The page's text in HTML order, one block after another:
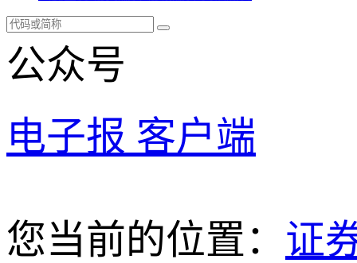
公众号
电子报 客户端
您当前的位置： 证